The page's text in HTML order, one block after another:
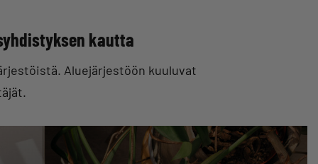
kautta
Aluejärjestöön kuuluvat